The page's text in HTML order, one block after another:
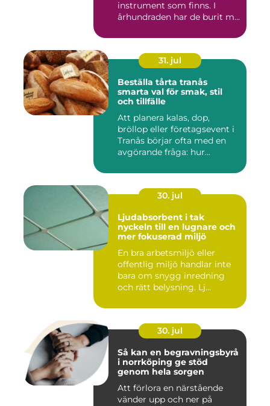
instrument som finns. I
århundraden har de burit m...
31. jul
Beställa tårta tranås
smarta val för smak, stil
och tillfälle
Att planera kalas, dop,
bröllop eller företagsevent i
Tranås börjar ofta med en
avgörande fråga: hur...
30. jul
Ljudabsorbent i tak
nyckeln till en lugnare och
mer fokuserad miljö
En bra arbetsmiljö eller
offentlig miljö handlar inte
bara om snygg inredning
och rätt belysning. Lj...
30. jul
Så kan en begravningsbyrå
i norrköping ge stöd
genom hela sorgen
Att förlora en närstående
vänder upp och ner på